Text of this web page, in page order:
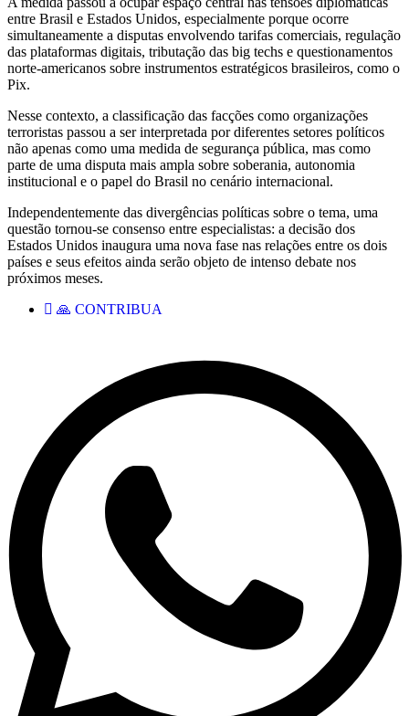
entre Brasil e Estados Unidos, especialmente porque ocorre
simultaneamente a disputas envolvendo tarifas comerciais, regulação
das plataformas digitais, tributação das big techs e questionamentos
norte-americanos sobre instrumentos estratégicos brasileiros, como o
Pix.
Nesse contexto, a classificação das facções como organizações
terroristas passou a ser interpretada por diferentes setores políticos
não apenas como uma medida de segurança pública, mas como
parte de uma disputa mais ampla sobre soberania, autonomia
institucional e o papel do Brasil no cenário internacional.
Independentemente das divergências políticas sobre o tema, uma
questão tornou-se consenso entre especialistas: a decisão dos
Estados Unidos inaugura uma nova fase nas relações entre os dois
países e seus efeitos ainda serão objeto de intenso debate nos
próximos meses.
🙏 CONTRIBUA